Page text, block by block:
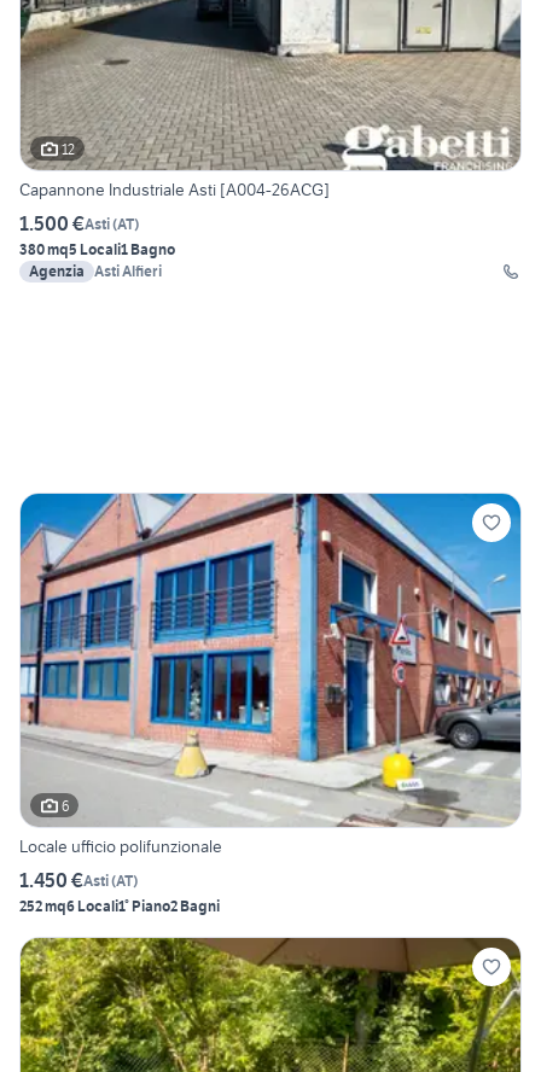
12
Capannone Industriale Asti [A004-26ACG]
1.500 €Asti(AT)
380 mq5 Locali1 Bagno
Agenzia Asti Alfieri
6
Locale ufficio polifunzionale
1.450 €Asti(AT)
252 mq6 Locali1° Piano2 Bagni